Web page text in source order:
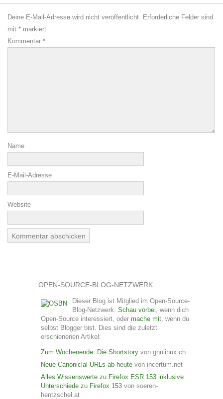
Deine E-Mail-Adresse wird nicht veröffentlicht. Erforderliche Felder sind
mit * markiert
Kommentar *
Name
E-Mail-Adresse
Website
OPEN-SOURCE-BLOG-NETZWERK
Dieser Blog ist Mitglied im Open-Source-
Blog-Netzwerk. Schau vorbei, wenn dich
Open-Source interessiert, oder mache mit, wenn du
selbst Blogger bist. Dies sind die zuletzt
erschienenen Artikel:
Zum Wochenende: Die Shortstoryvon gnulinux.ch
Neue Canoniclal URLs ab heutevon incertum.net
Alles Wissenswerte zu Firefox ESR 153 inklusive
Unterschiede zu Firefox 153von soeren-
hentzschel.at